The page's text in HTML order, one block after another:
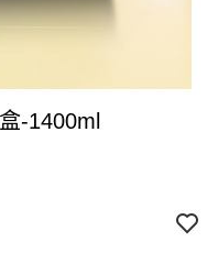
-1400ml